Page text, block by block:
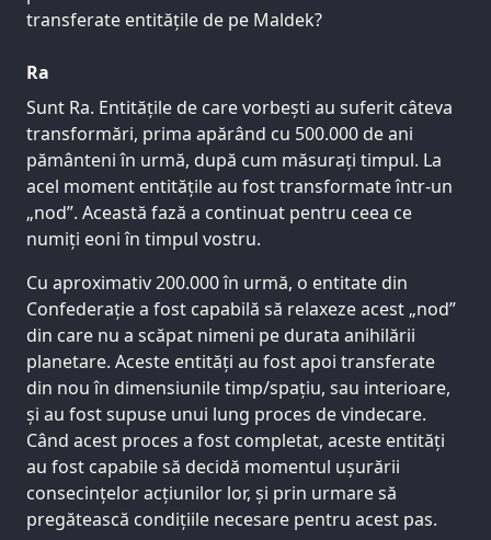
transferate entitățile de pe Maldek?
Ra
Sunt Ra. Entitățile de care vorbești au suferit câteva
transformări, prima apărând cu 500.000 de ani
pământeni în urmă, după cum măsurați timpul. La
acel moment entitățile au fost transformate într-un
„nod”. Această fază a continuat pentru ceea ce
numiți eoni în timpul vostru.
Cu aproximativ 200.000 în urmă, o entitate din
Confederație a fost capabilă să relaxeze acest „nod”
din care nu a scăpat nimeni pe durata anihilării
planetare. Aceste entități au fost apoi transferate
din nou în dimensiunile timp/spațiu, sau interioare,
și au fost supuse unui lung proces de vindecare.
Când acest proces a fost completat, aceste entități
au fost capabile să decidă momentul ușurării
consecințelor acțiunilor lor, și prin urmare să
pregătească condițiile necesare pentru acest pas.